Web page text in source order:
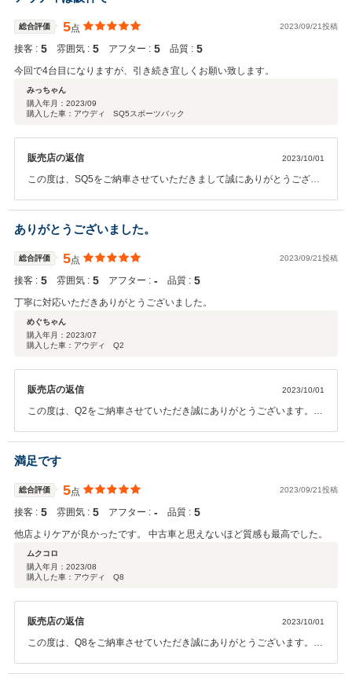
いいたします。
総合評価 5点 2023/09/21投稿
接客 : 5 雰囲気 : 5 アフター : 5 品質 : 5
今回で4台目になりますが、引き続き宜しくお願い致します。
みっちゃん
購入年月： 2023/09
購入した車：アウディ SQ5スポーツバック
販売店の返信 2023/10/01
この度は、SQ5をご納車させていただきまして誠にありがとうござい
体験ができると思います。 次にお会いした時に感想をお聞かせくださ
いませ。 今後とも長いお付き合い宜しくお願い致します。
ありがとうございました。
総合評価 5点 2023/09/21投稿
接客 : 5 雰囲気 : 5 アフター : ‐ 品質 : 5
丁寧に対応いただきありがとうございました。
めぐちゃん
購入年月： 2023/07
購入した車：アウディ Q2
販売店の返信 2023/10/01
この度は、Q2をご納車させていただき誠にありがとうございます。
変うれしく思います。 毎日の通勤が楽しくなると思います、大切にお
乗りくださいませ。 今後とも宜しくお願い致します。
満足です
総合評価 5点 2023/09/21投稿
接客 : 5 雰囲気 : 5 アフター : ‐ 品質 : 5
他店よりケアが良かったです。 中古車と思えないほど質感も最高でした。
ムクコロ
購入年月： 2023/08
購入した車：アウディ Q8
販売店の返信 2023/10/01
この度は、Q8をご納車させていただき誠にありがとうございます。
しております。 日々、スタッフ全員で精一杯車を綺麗にしていた成果